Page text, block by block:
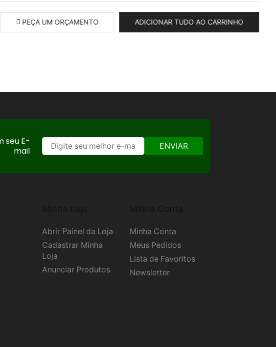
PEÇA UM ORÇAMENTO ADICIONAR TUDO AO CARRINHO
seu E-
mail
ENVIAR
Abrir Painel da Loja
Cadastrar Minha
Loja
Anunciar Produtos
Minha Conta
Meus Pedidos
Lista de Favoritos
Newsletter